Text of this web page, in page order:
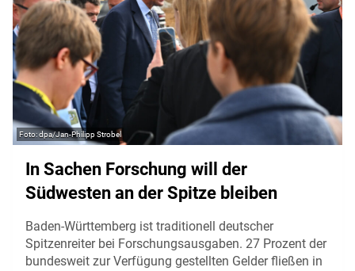
dpa/Jan-Philipp Strobel
In Sachen Forschung will der
Südwesten an der Spitze bleiben
Baden-Württemberg ist traditionell deutscher
Spitzenreiter bei Forschungsausgaben. 27 Prozent der
bundesweit zur Verfügung gestellten Gelder fließen in